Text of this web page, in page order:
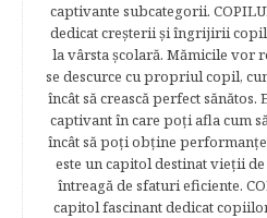
captivante subcategorii.
dedicat creşterii şi îngrijirii
la vârsta şcolară. Mămicile vor
se descurce cu propriul copil,
încât să crească perfect sănătos.
captivant în care poţi afla cum
încât să poţi obţine
este un capitol destinat vieţii
întreagă de sfaturi eficiente.
capitol fascinant dedicat